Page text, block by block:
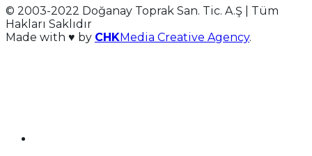
© 2003-2022 Doğanay Toprak San. Tic. A.Ş | Tüm
Hakları Saklıdır
Made with ♥ by CHKMedia Creative Agency.